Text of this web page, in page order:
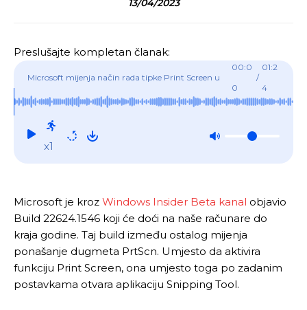
13/04/2023
Preslušajte kompletan članak:
Microsoft mijenja način rada tipke Print Screen u
Windows 11
00:0
0
/
01:2
4
x1
Microsoft je kroz Windows Insider Beta kanal objavio
Build 22624.1546 koji će doći na naše računare do
kraja godine. Taj build između ostalog mijenja
ponašanje dugmeta PrtScn. Umjesto da aktivira
funkciju Print Screen, ona umjesto toga po zadanim
postavkama otvara aplikaciju Snipping Tool.